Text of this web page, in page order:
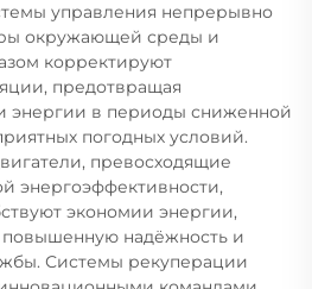
управления непрерывно
окружающей среды и
корректируют
предотвращая
энергии в периоды сниженной
погодных условий.
превосходящие
энергоэффективности,
экономии энергии,
надёжность и
Системы рекуперации